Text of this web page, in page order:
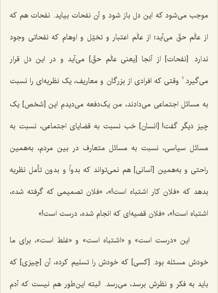
موجب می‌شود که این دل باز شود و آن نفحات بیاید. نفحات هم که
از عالَم حقّ می‌آید؛ از عالَم اعتبار و تخیّل و اوهام که نفحاتی وجود
ندارد. [نفحات] از آنجا [یعنی عالَم حقّ] می‌آید و در این دل قرار
می‌گیرد. 1
وقتی که افرادی از بزرگان و معاریف، یک نظریه‌ای را نسبت
به مسائل اجتماعی می‌دادند، من یک‌دفعه می‌دیدم این [شخص] یک
چیز دیگر ‌گفت! [انسان] خب نسبت به قضایای اجتماعی، نسبت به
مسائل سیاسی، نسبت به مسائل متعارف در بین مردم، به‌همین
راحتی و به‌همین [آسانی] هم نمی‌تواند که بدواً و بدون تأمل نظریه
بدهد که «فلان کار اشتباه است!»، «فلان تصمیمی که گرفته شده،
اشتباه است!»، «فلان قضیه‌ای که انجام شده، درست است!»
این «درست است» و «اشتباه است» و «غلط است»، برای ما
خودش مسئله بود. [کسی] که خودش را تسلیم کرده، آن [چیزی] که
باید به فکر و نظرش برسد، می‌رسد. البته این‌طور هم نیست که آدم